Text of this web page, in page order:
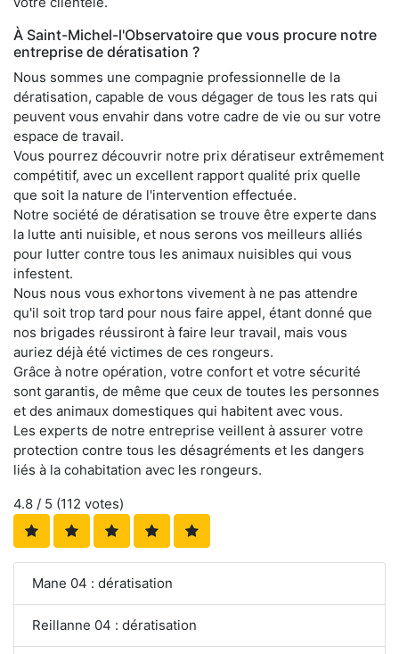
À Saint-Michel-l'Observatoire que vous procure notre
entreprise de dératisation ?
Nous sommes une compagnie professionnelle de la
dératisation, capable de vous dégager de tous les rats qui
peuvent vous envahir dans votre cadre de vie ou sur votre
espace de travail.
Vous pourrez découvrir notre prix dératiseur extrêmement
compétitif, avec un excellent rapport qualité prix quelle
que soit la nature de l'intervention effectuée.
Notre société de dératisation se trouve être experte dans
la lutte anti nuisible, et nous serons vos meilleurs alliés
pour lutter contre tous les animaux nuisibles qui vous
infestent.
Nous nous vous exhortons vivement à ne pas attendre
qu'il soit trop tard pour nous faire appel, étant donné que
nos brigades réussiront à faire leur travail, mais vous
auriez déjà été victimes de ces rongeurs.
Grâce à notre opération, votre confort et votre sécurité
sont garantis, de même que ceux de toutes les personnes
et des animaux domestiques qui habitent avec vous.
Les experts de notre entreprise veillent à assurer votre
protection contre tous les désagréments et les dangers
liés à la cohabitation avec les rongeurs.
4.8 / 5 (112 votes)
Mane 04 : dératisation
Reillanne 04 : dératisation